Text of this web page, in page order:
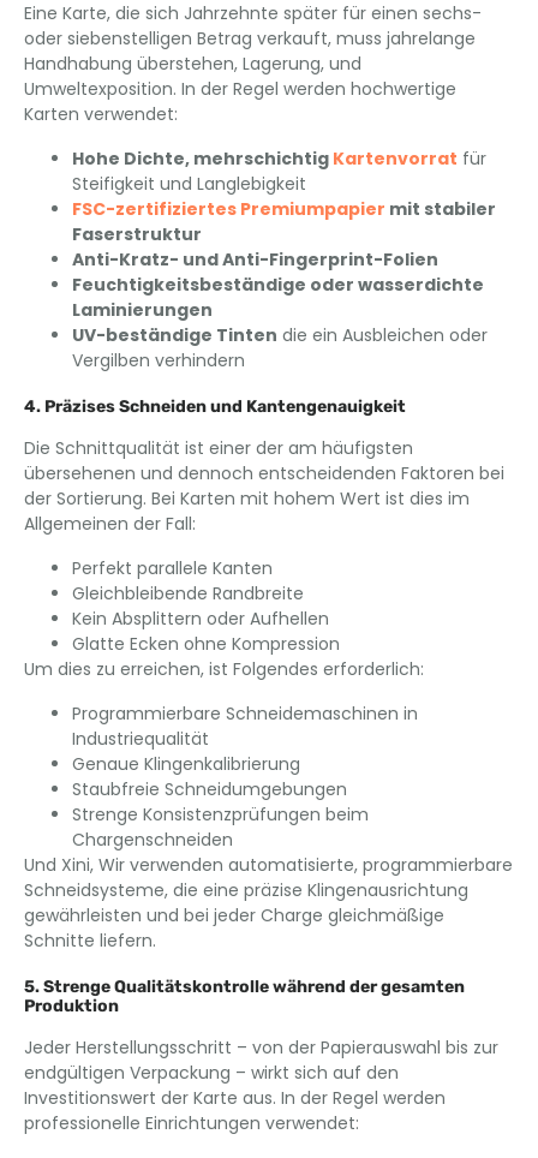
Eine Karte, die sich Jahrzehnte später für einen sechs-
oder siebenstelligen Betrag verkauft, muss jahrelange
Handhabung überstehen, Lagerung, und
Umweltexposition. In der Regel werden hochwertige
Karten verwendet:
Hohe Dichte, mehrschichtig Kartenvorrat für
Steifigkeit und Langlebigkeit
FSC-zertifiziertes Premiumpapier mit stabiler
Faserstruktur
Anti-Kratz- und Anti-Fingerprint-Folien
Feuchtigkeitsbeständige oder wasserdichte
Laminierungen
UV-beständige Tinten die ein Ausbleichen oder
Vergilben verhindern
4. Präzises Schneiden und Kantengenauigkeit
Die Schnittqualität ist einer der am häufigsten
übersehenen und dennoch entscheidenden Faktoren bei
der Sortierung. Bei Karten mit hohem Wert ist dies im
Allgemeinen der Fall:
Perfekt parallele Kanten
Gleichbleibende Randbreite
Kein Absplittern oder Aufhellen
Glatte Ecken ohne Kompression
Um dies zu erreichen, ist Folgendes erforderlich:
Programmierbare Schneidemaschinen in
Industriequalität
Genaue Klingenkalibrierung
Staubfreie Schneidumgebungen
Strenge Konsistenzprüfungen beim
Chargenschneiden
Und Xini, Wir verwenden automatisierte, programmierbare
Schneidsysteme, die eine präzise Klingenausrichtung
gewährleisten und bei jeder Charge gleichmäßige
Schnitte liefern.
5. Strenge Qualitätskontrolle während der gesamten
Produktion
Jeder Herstellungsschritt – von der Papierauswahl bis zur
endgültigen Verpackung – wirkt sich auf den
Investitionswert der Karte aus. In der Regel werden
professionelle Einrichtungen verwendet: